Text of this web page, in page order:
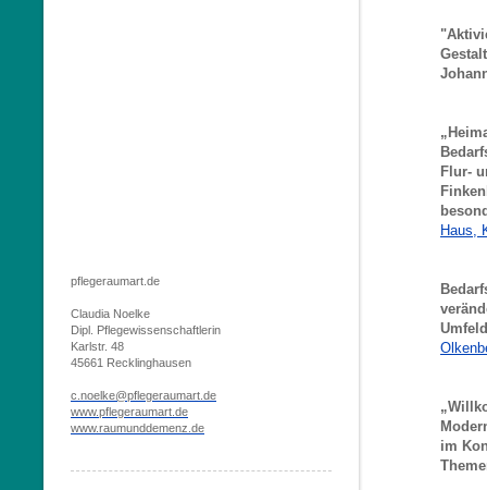
Flur-
Haus,
im
pflegeraumart.de
Claudia Noelke
Dipl. Pflegewissenschaftlerin
Karlstr. 48
45661 Recklinghausen
c.noelke@pflegeraumart.de
www.pflegeraumart.de
www.raumunddemenz.de